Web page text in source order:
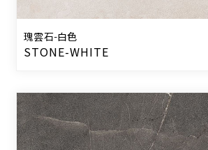
瑰雲石-白色
STONE-WHITE